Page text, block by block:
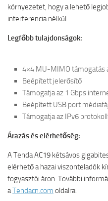
környezetet, hogy a lehető
interferencia nélkül.
Legfőbb tulajdonságok:
4×4 MU-MIMO támogatás
Beépített jelerősítő
Támogatja az 1 Gbps
Beépített USB port
Támogatja az IPv6
Árazás és elérhetőség:
A Tenda AC19 kétsávos
elérhető a hazai viszonteladók
fogyasztói áron. További
aTendacn.com oldalra.